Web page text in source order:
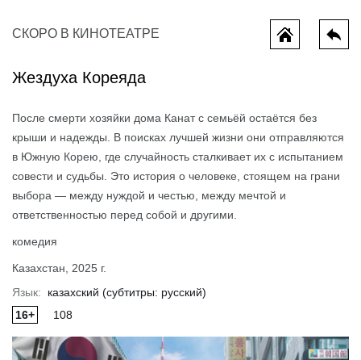
Мотор сити
СКОРО В КИНОТЕАТРЕ
Жездуха Кореяда
После смерти хозяйки дома Канат с семьёй остаётся без
крыши и надежды. В поисках лучшей жизни они отправляются
в Южную Корею, где случайность сталкивает их с испытанием
совести и судьбы. Это история о человеке, стоящем на грани
выбора — между нуждой и честью, между мечтой и
ответственностью перед собой и другими.
комедия
Казахстан, 2025 г.
Язык:
казахский (субтитры: русский)
16+
108